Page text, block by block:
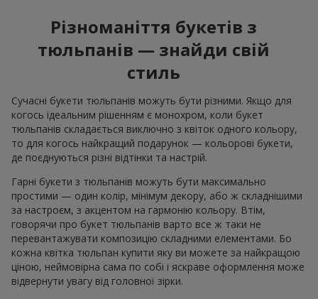
Різноманіття букетів з
тюльпанів — знайди свій
стиль
Сучасні букети тюльпанів можуть бути різними. Якщо для
когось ідеальним рішенням є монохром, коли букет
тюльпанів складається виключно з квіток одного кольору,
то для когось найкращий подарунок — кольорові букети,
де поєднуються різні відтінки та настрій.
Гарні букети з тюльпанів можуть бути максимально
простими — один колір, мінімум декору, або ж складнішими
за настроєм, з акцентом на гармонію кольору. Втім,
говорячи про букет тюльпанів варто все ж таки не
перевантажувати композицію складними елементами. Бо
кожна квітка тюльпан купити яку ви можете за найкращою
ціною, неймовірна сама по собі і яскраве оформлення може
відвернути увагу від головної зірки.